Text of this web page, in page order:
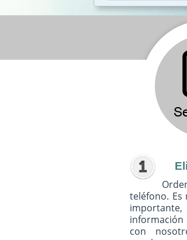
teléfono. Es
con